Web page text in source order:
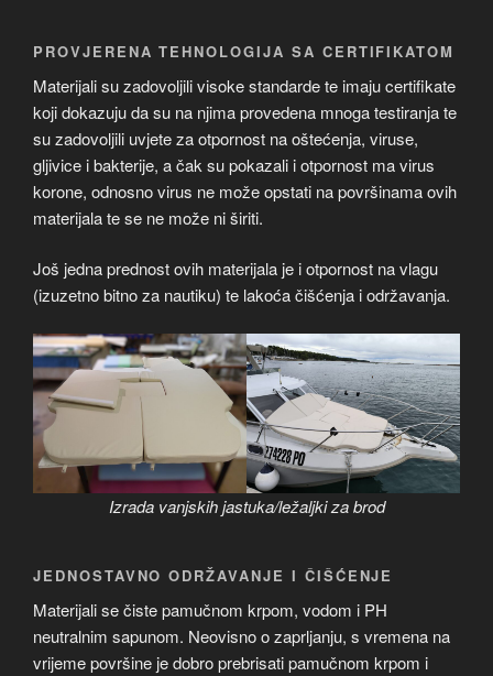
PROVJERENA TEHNOLOGIJA SA CERTIFIKATOM
Materijali su zadovoljili visoke standarde te imaju certifikate
koji dokazuju da su na njima provedena mnoga testiranja te
su zadovoljili uvjete za otpornost na oštećenja, viruse,
gljivice i bakterije, a čak su pokazali i otpornost ma virus
korone, odnosno virus ne može opstati na površinama ovih
materijala te se ne može ni širiti.
Još jedna prednost ovih materijala je i otpornost na vlagu
(izuzetno bitno za nautiku) te lakoća čišćenja i održavanja.
Izrada vanjskih jastuka/ležaljki za brod
JEDNOSTAVNO ODRŽAVANJE I ČIŠĆENJE
Materijali se čiste pamučnom krpom, vodom i PH
neutralnim sapunom. Neovisno o zaprljanju, s vremena na
vrijeme površine je dobro prebrisati pamučnom krpom i